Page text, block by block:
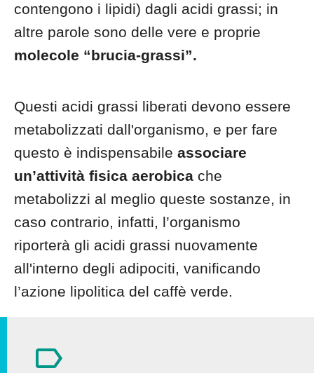
contengono i lipidi) dagli acidi grassi; in
altre parole sono delle vere e proprie
molecole “brucia-grassi”.
Questi acidi grassi liberati devono essere
metabolizzati dall'organismo, e per fare
questo è indispensabile associare
un’attività fisica aerobica che
metabolizzi al meglio queste sostanze, in
caso contrario, infatti, l’organismo
riporterà gli acidi grassi nuovamente
all'interno degli adipociti, vanificando
l’azione lipolitica del caffè verde.